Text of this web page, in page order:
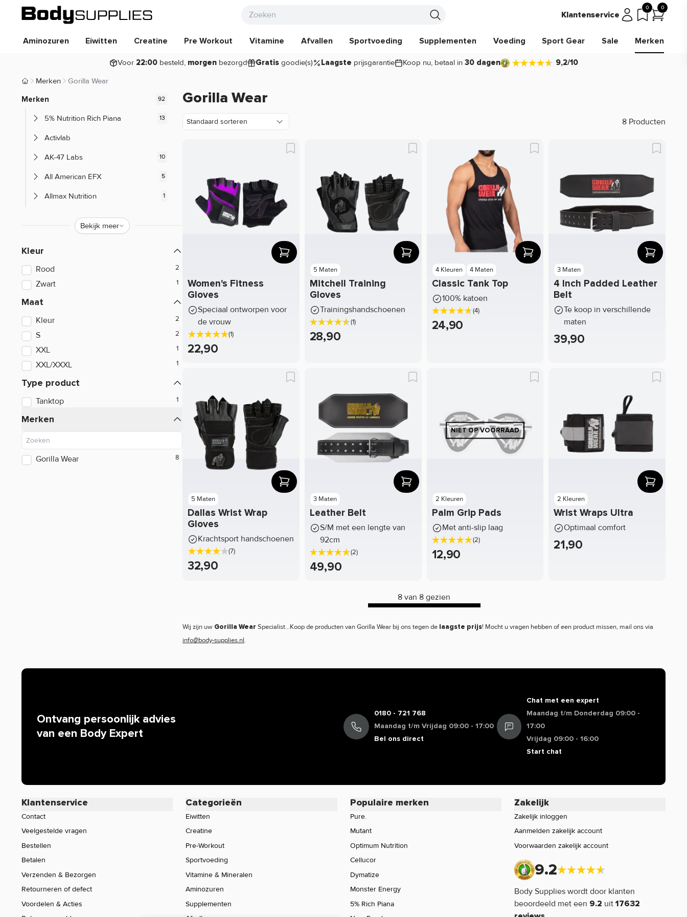
Klantenservice
0 0
Aminozuren Eiwitten Creatine Pre Workout Vitamine Afvallen Sportvoeding Supplementen Voeding Sport Gear Sale Merken
Voor 22:00besteld, morgenbezorgd Gratisgoodie(s) Laagste prijsgarantie Koop nu, betaal in 30 dagen 9,2/10
Body Supplies | Sportvoeding en Supplementen
Merken
Gorilla Wear
Merken
5% Nutrition Rich Piana
Activlab
AK-47 Labs
All American EFX
Allmax Nutrition
Barebells
Bolero
BSN Nutrition
Chiba
Grenade
HealthyCo
Interactive Nutrition
Jack Link's
Jarrow Formulas
JNX Sports
Bekijk meer
Kleur
Rood
Zwart
Maat
Kleur
S
XXL
XXL/XXXL
Type product
Tanktop
Merken
Gorilla Wear
Gorilla Wear
8 Producten
Women's Fitness
Gloves
Speciaal ontworpen voor
de vrouw
(1)
22,90
5 Maten
Mitchell Training
Gloves
Trainingshandschoenen
(1)
28,90
4 Kleuren 4 Maten
Classic Tank Top
100% katoen
(4)
24,90
3 Maten
4 Inch Padded Leather
Belt
Te koop in verschillende
maten
39,90
5 Maten
Dallas Wrist Wrap
Gloves
Krachtsport handschoenen
(7)
32,90
3 Maten
Leather Belt
S/M met een lengte van
92cm
(2)
49,90
2 Kleuren
Palm Grip Pads
Met anti-slip laag
(2)
12,90
2 Kleuren
Wrist Wraps Ultra
Optimaal comfort
21,90
8 van 8 gezien
Wij zijn uw Gorilla Wear Specialist...Koop de producten van Gorilla Wear bij ons tegen de laagste prijs! Mocht u vragen hebben of een product missen, mail ons via
info@body-supplies.nl.
Ontvang persoonlijk advies
van een Body Expert
0180 - 721 768
Maandag t/m Vrijdag 09:00 - 17:00
Bel ons direct
Chat met een expert
Maandag t/m Donderdag 09:00 -
17:00
Vrijdag 09:00 - 16:00
Start chat
Klantenservice
Contact
Veelgestelde vragen
Bestellen
Betalen
Verzenden & Bezorgen
Retourneren of defect
Voordelen & Acties
Categorieën
Eiwitten
Creatine
Pre-Workout
Sportvoeding
Vitamine & Mineralen
Aminozuren
Supplementen
Populaire merken
Pure.
Mutant
Optimum Nutrition
Cellucor
Dymatize
Monster Energy
5% Rich Piana
Zakelijk
Zakelijk inloggen
Aanmelden zakelijk account
Voorwaarden zakelijk account
9.2
Body Supplies wordt door klanten
beoordeeld met een 9.2 uit17632